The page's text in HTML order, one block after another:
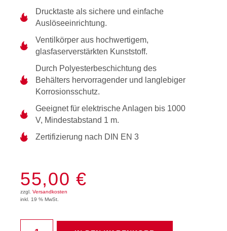
Drucktaste als sichere und einfache
Auslöseeinrichtung.
Ventilkörper aus hochwertigem,
glasfaserverstärkten Kunststoff.
Durch Polyesterbeschichtung des
Behälters hervorragender und langlebiger
Korrosionsschutz.
Geeignet für elektrische Anlagen bis 1000
V, Mindestabstand 1 m.
Zertifizierung nach DIN EN 3
55,00€
zzgl. Versandkosten
inkl. 19 % MwSt.